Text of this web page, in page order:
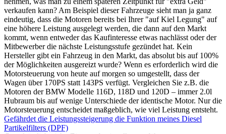
verkaufen kann? Am Beispiel dieser Fahrzeuge sieht man ja ganz
eindeutig, dass die Motoren bereits bei Ihrer "auf Kiel Legung" auf
eine höhere Leistung ausgelegt werden, die dann auf den Markt
kommt, wenn entweder das Kaufinteresse etwas nachlässt oder der
Mitbewerber die nächste Leistungsstufe gezündet hat. Kein
Hersteller gibt ein Fahrzeug in den Markt, das absolut bis auf 100%
der Möglichkeiten ausgereizt wurde? Wenn es erforderlich wird die
Motorsteuerung von heute auf morgen so umgestellt, dass der
Wagen über 170PS statt 143PS verfügt. Vergleichen Sie z.B. die
Motoren der BMW Modelle 116D, 118D und 120D – immer 2.0l
Hubraum bis auf wenige Unterschiede der identische Motor. Nur die
Motorsteuerung entscheidet maßgeblich, wie viel Leistung entsteht.
Gefährdet die Leistungssteigerung die Funktion meines Diesel
Partikelfilters (DPF)